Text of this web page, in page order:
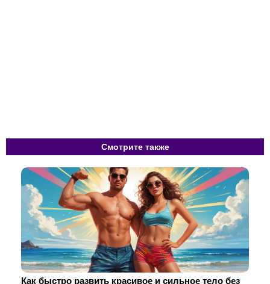
Смотрите также
Как быстро развить красивое и сильное тело без